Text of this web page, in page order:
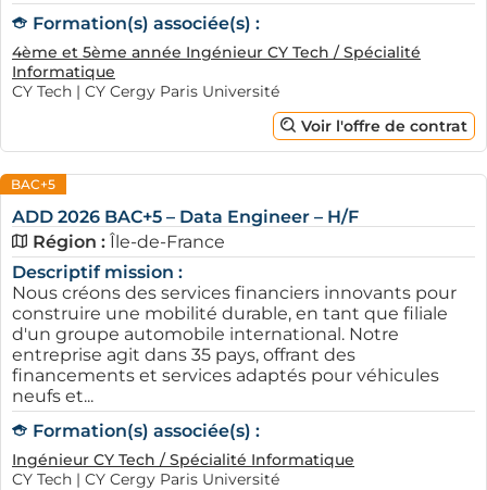
Formation(s) associée(s) :
4ème et 5ème année Ingénieur CY Tech / Spécialité
Informatique
CY Tech | CY Cergy Paris Université
Voir l'offre de contrat
BAC+5
ADD 2026 BAC+5 – Data Engineer – H/F
Région : Île-de-France
Descriptif mission :
Nous créons des services financiers innovants pour
construire une mobilité durable, en tant que filiale
d'un groupe automobile international. Notre
entreprise agit dans 35 pays, offrant des
financements et services adaptés pour véhicules
neufs et...
Formation(s) associée(s) :
Ingénieur CY Tech / Spécialité Informatique
CY Tech | CY Cergy Paris Université